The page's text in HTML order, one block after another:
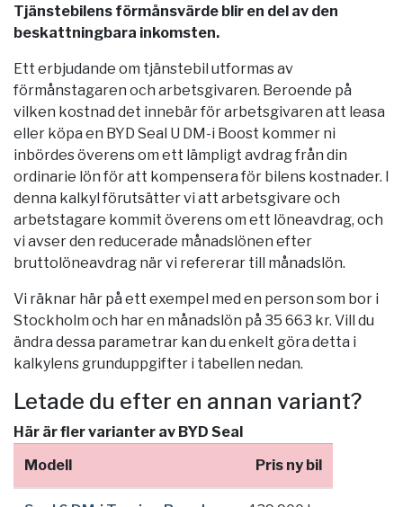
Tjänstebilens förmånsvärde blir en del av den
beskattningbara inkomsten.
Ett erbjudande om tjänstebil utformas av
förmånstagaren och arbetsgivaren. Beroende på
vilken kostnad det innebär för arbetsgivaren att leasa
eller köpa en BYD Seal U DM-i Boost kommer ni
inbördes överens om ett lämpligt avdrag från din
ordinarie lön för att kompensera för bilens kostnader. I
denna kalkyl förutsätter vi att arbetsgivare och
arbetstagare kommit överens om ett löneavdrag, och
vi avser den reducerade månadslönen efter
bruttolöneavdrag när vi refererar till månadslön.
Vi räknar här på ett exempel med en person som bor i
Stockholm och har en månadslön på 35 663 kr. Vill du
ändra dessa parametrar kan du enkelt göra detta i
kalkylens grunduppgifter i tabellen nedan.
Letade du efter en annan variant?
Här är fler varianter av BYD Seal
Modell
Pris ny bil